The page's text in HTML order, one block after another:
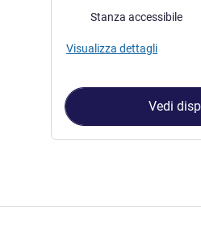
Stanza accessibile
Visualizza dettagli
Vedi